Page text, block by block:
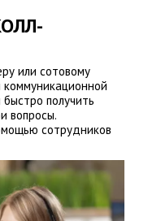
или сотовому
получить
вопросы.
сотрудников